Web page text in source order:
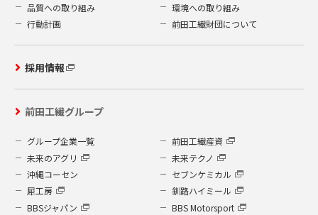
品質への取り組み
環境への取り組み
行動計画
前田工繊財団について
採用情報
前田工繊グループ
グループ企業一覧
前田工繊産資
未来のアグリ
未来テクノ
沖縄コーセン
セブンケミカル
犀工房
釧路ハイミール
BBSジャパン
BBS Motorsport